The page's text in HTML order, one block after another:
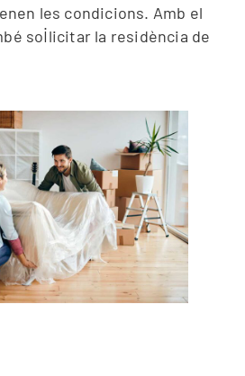
les condicions. Amb el
sol·licitar la residència de